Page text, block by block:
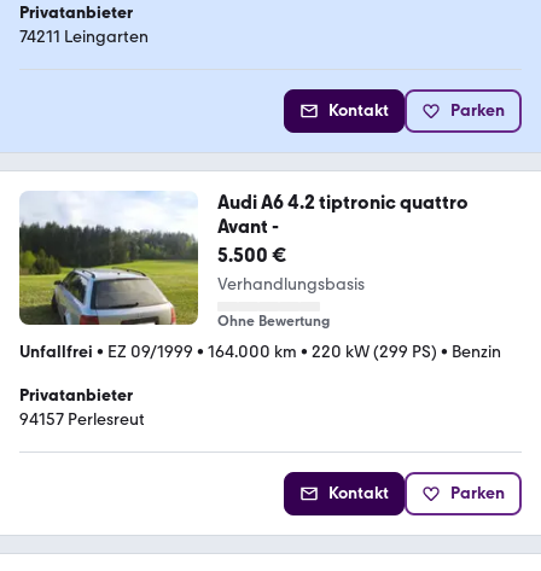
Privatanbieter
74211 Leingarten
Kontakt Parken
Audi A6 4.2 tiptronic quattro
Avant -
5.500 €
Verhandlungsbasis
Ohne Bewertung
Unfallfrei • EZ 09/1999 • 164.000 km • 220 kW (299 PS) • Benzin
Privatanbieter
94157 Perlesreut
Kontakt Parken